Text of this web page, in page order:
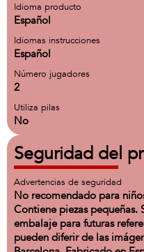
Idioma producto
Español
Idiomas instrucciones
Español
Número jugadores
2
Utiliza pilas
No
Seguridad del
Advertencias de seguridad
No recomendado para
Contiene piezas pequeñas.
embalaje para futuras
pueden diferir de las